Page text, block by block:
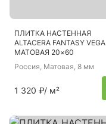
ПЛИТКА НАСТЕННАЯ
ALTACERA FANTASY VEGA
МАТОВАЯ 20×60
Россия, Матовая, 8 мм
1 320 ₽/ м²